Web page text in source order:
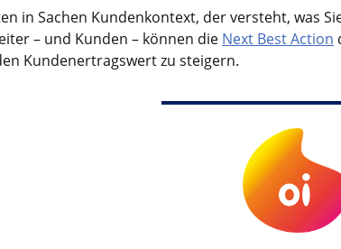
in Sachen Kundenkontext, der versteht, was
– und Kunden – können die Next Best Action
Kundenertragswert zu steigern.